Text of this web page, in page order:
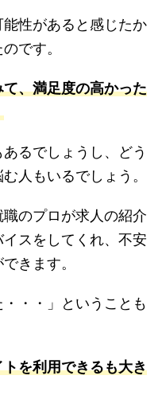
性があると感じたか
です。
、満足度の高かった
るでしょうし、どう
人もいるでしょう。
のプロが求人の紹介
スをしてくれ、不安
きます。
・・・」ということも
を利用できるも大き